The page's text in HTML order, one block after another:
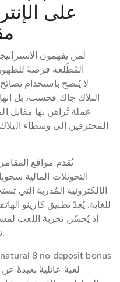
لمن يفهمون
المُطّلعة فرصةً
البلاك جاك فحسب، بل
عملة تُراهن بها مقابل
المحترفين إلى وسطاء
تُقدم مواقع
التحويلات المالية
الإلكترونية المُدربة التي
للغاية. يُعدّ تطبيق كازينو
إذ يُحسّن تجربة اللعب
توفير واجهات مُحسّنة وتصفح سلس.
لعبةً عائليةً بعيدةً